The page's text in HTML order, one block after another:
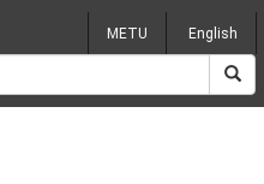
METU English